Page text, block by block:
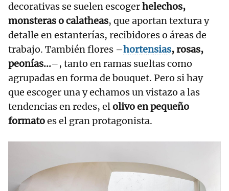
decorativas se suelen escogerhelechos,
monsteras o calatheas, que aportan textura y
detalle en estanterías, recibidores o áreas de
trabajo. También flores –hortensias, rosas,
peonías...–, tanto en ramas sueltas como
agrupadas en forma de bouquet. Pero si hay
que escoger una y echamos un vistazo a las
tendencias en redes, elolivo en pequeño
formatoes el gran protagonista.